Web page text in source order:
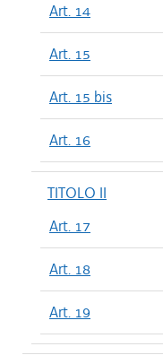
Art. 14
Art. 15
Art. 15 bis
Art. 16
TITOLO II
Art. 17
Art. 18
Art. 19